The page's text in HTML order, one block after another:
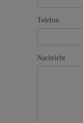
Telefon
Nachricht